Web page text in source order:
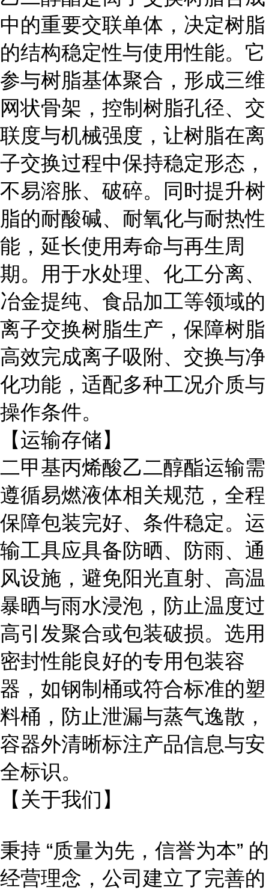
中的重要交联单体，决定树脂
的结构稳定性与使用性能。它
参与树脂基体聚合，形成三维
网状骨架，控制树脂孔径、交
联度与机械强度，让树脂在离
子交换过程中保持稳定形态，
不易溶胀、破碎。同时提升树
脂的耐酸碱、耐氧化与耐热性
能，延长使用寿命与再生周
期。用于水处理、化工分离、
冶金提纯、食品加工等领域的
离子交换树脂生产，保障树脂
高效完成离子吸附、交换与净
化功能，适配多种工况介质与
操作条件。
【运输存储】
二甲基丙烯酸乙二醇酯运输需
遵循易燃液体相关规范，全程
保障包装完好、条件稳定。运
输工具应具备防晒、防雨、通
风设施，避免阳光直射、高温
暴晒与雨水浸泡，防止温度过
高引发聚合或包装破损。选用
密封性能良好的专用包装容
器，如钢制桶或符合标准的塑
料桶，防止泄漏与蒸气逸散，
容器外清晰标注产品信息与安
全标识。
【关于我们】
秉持 “质量为先，信誉为本” 的
经营理念，公司建立了完善的